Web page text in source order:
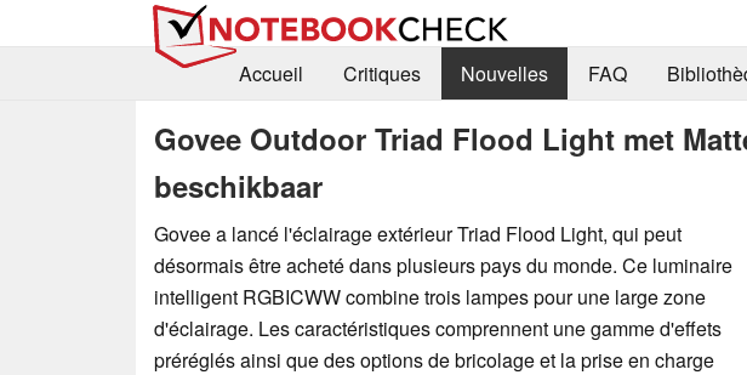
Accueil
Critiques Nouvelles FAQ
Govee Outdoor Triad Flood Light met
beschikbaar
Govee a lancé l'éclairage extérieur Triad Flood Light, qui peut
désormais être acheté dans plusieurs pays du monde. Ce luminaire
intelligent RGBICWW combine trois lampes pour une large zone
d'éclairage. Les caractéristiques comprennent une gamme d'effets
préréglés ainsi que des options de bricolage et la prise en charge